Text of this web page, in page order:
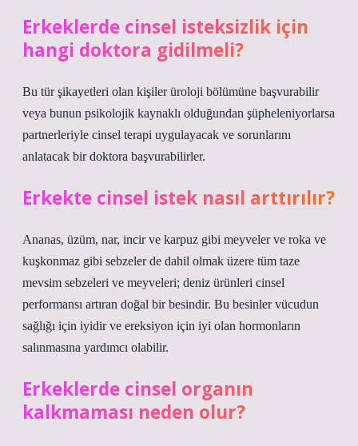
Erkeklerde cinsel isteksizlik için
hangi doktora gidilmeli?
Bu tür şikayetleri olan kişiler üroloji bölümüne başvurabilir
veya bunun psikolojik kaynaklı olduğundan şüpheleniyorlarsa
partnerleriyle cinsel terapi uygulayacak ve sorunlarını
anlatacak bir doktora başvurabilirler.
Erkekte cinsel istek nasıl arttırılır?
Ananas, üzüm, nar, incir ve karpuz gibi meyveler ve roka ve
kuşkonmaz gibi sebzeler de dahil olmak üzere tüm taze
mevsim sebzeleri ve meyveleri; deniz ürünleri cinsel
performansı artıran doğal bir besindir. Bu besinler vücudun
sağlığı için iyidir ve ereksiyon için iyi olan hormonların
salınmasına yardımcı olabilir.
Erkeklerde cinsel organın
kalkmaması neden olur?